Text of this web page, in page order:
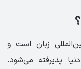
زبان است و
پذیرفته می‌شود.